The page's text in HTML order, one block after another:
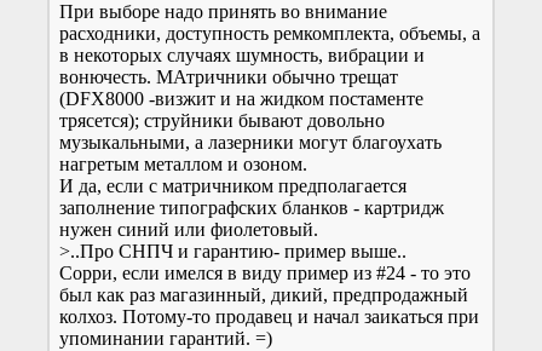
При выборе надо принять во внимание
расходники, доступность ремкомплекта, объемы, а
в некоторых случаях шумность, вибрации и
вонючесть. МАтричники обычно трещат
(DFX8000 -визжит и на жидком постаменте
трясется); струйники бывают довольно
музыкальными, а лазерники могут благоухать
нагретым металлом и озоном.
И да, если с матричником предполагается
заполнение типографских бланков - картридж
нужен синий или фиолетовый.
>..Про СНПЧ и гарантию- пример выше..
Сорри, если имелся в виду пример из #24 - то это
был как раз магазинный, дикий, предпродажный
колхоз. Потому-то продавец и начал заикаться при
упоминании гарантий. =)